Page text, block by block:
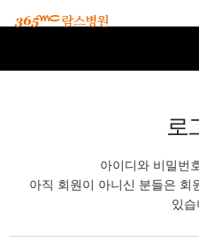
로
아이디와 비밀번
아직 회원이 아니신 분들은 회
있습